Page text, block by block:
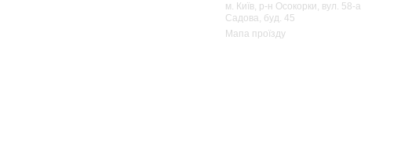
м. Київ, р-н Осокорки, вул. 58-а
Садова, буд. 45
Мапа проїзду